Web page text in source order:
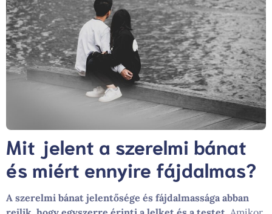
Mit jelent a szerelmi bánat
és miért ennyire fájdalmas?
A szerelmi bánat jelentősége és fájdalmassága abban